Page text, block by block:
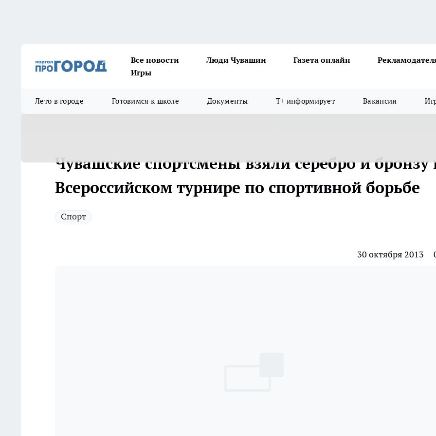
Все новости Люди Чувашии Газета онлайн
Игры
Лето в городе Готовимся к школе Документы Т+ информирует Вакансии
Чувашские спортсмены взяли серебро и бронзу
Всероссийском турнире по спортивной борьбе
Спорт
30 октября 2013